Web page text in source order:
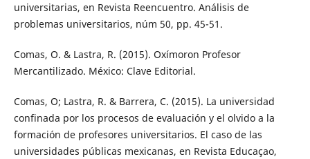
universitarias, en Revista Reencuentro. Análisis de
problemas universitarios, núm 50, pp. 45-51.
Comas, O. & Lastra, R. (2015). Oxímoron Profesor
Mercantilizado. México: Clave Editorial.
Comas, O; Lastra, R. & Barrera, C. (2015). La universidad
confinada por los procesos de evaluación y el olvido a la
formación de profesores universitarios. El caso de las
universidades públicas mexicanas, en Revista Educaçao,